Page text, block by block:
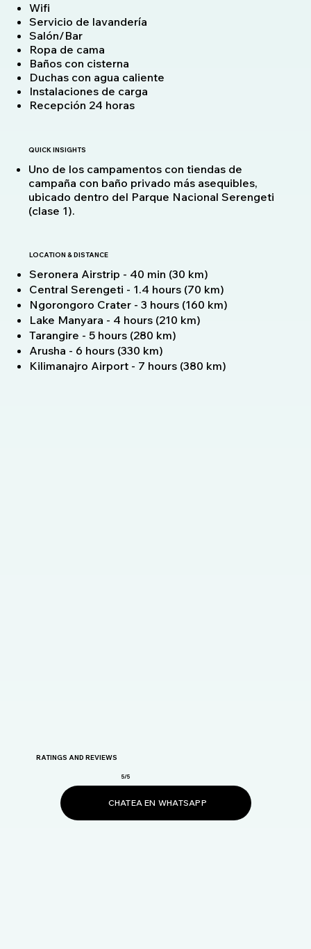
Wifi
Servicio de lavandería
Salón/Bar
Ropa de cama
Baños con cisterna
Duchas con agua caliente
Instalaciones de carga
Recepción 24 horas
QUICK INSIGHTS
Uno de los campamentos con tiendas de
campaña con baño privado más asequibles,
ubicado dentro del Parque Nacional Serengeti
(clase 1).
LOCATION & DISTANCE
Seronera Airstrip - 40 min (30 km)
Central Serengeti - 1.4 hours (70 km)
Ngorongoro Crater - 3 hours (160 km)
Lake Manyara - 4 hours (210 km)
Tarangire - 5 hours (280 km)
Arusha - 6 hours (330 km)
Kilimanajro Airport - 7 hours (380 km)
RATINGS AND REVIEWS
5/5
CHATEA EN WHATSAPP